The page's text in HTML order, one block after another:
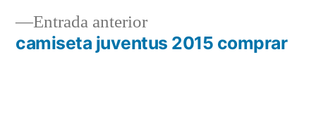
entradas
Entrada anteriorEntrada
anterior:
camiseta juventus 2015 comprar